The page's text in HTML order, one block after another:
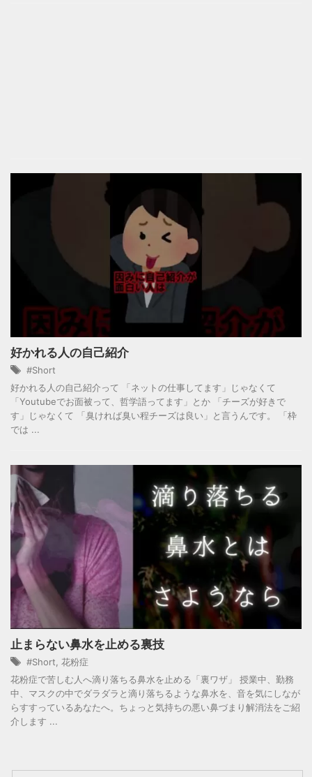
好かれる人の自己紹介
#Short
好かれる人の自己紹介って 「ネットの仕事してます」じゃなくて
「Youtubeでお面被って、哲学語ってます」とか 「チーズが好きで
す」じゃなくて 「臭ければ臭い程チーズは良い」と言うんです。 「枠
では ...
止まらない鼻水を止める裏技
#Short 花粉症
花粉症で苦しむ人へ滴り落ちる鼻水を止める「裏ワザ」 授業中、勤務
中、マスクの中でダラダラと滴り落ちるような鼻水を、音を気にしなが
らすすっているあなたへ。ちょっと気持ちの悪い鼻づまり解消法をご紹
介します ...